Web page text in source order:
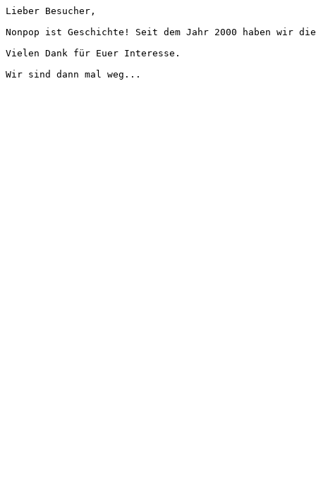
Lieber Besucher,
Nonpop ist Geschichte! Seit dem Jahr 2000 haben wir
Vielen Dank für Euer Interesse.
Wir sind dann mal weg...